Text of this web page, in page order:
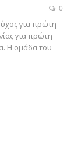
0
για πρώτη
για πρώτη
Η ομάδα του